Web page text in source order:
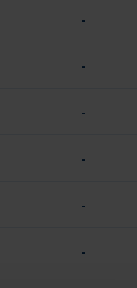
-
-
-
-
-
-